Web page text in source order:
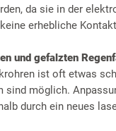
da sie in der
erhebliche
und gefalzten
ist oft etwas
sind möglich.
durch ein neues